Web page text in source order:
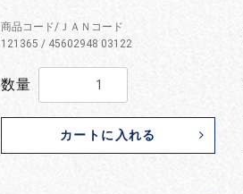
商品コード/ＪＡＮコード
121365 / 45602948 03122
数量
カートに入れる